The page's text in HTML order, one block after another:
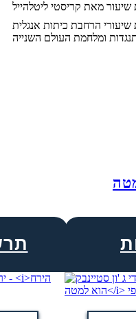
שיעור מאת קריסטי ליטלהייל
הרחבת כיתות אנגלית